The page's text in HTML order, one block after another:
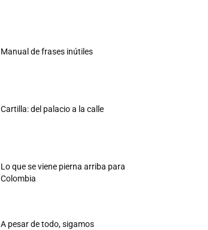
Manual de frases inútiles
Cartilla: del palacio a la calle
Lo que se viene pierna arriba para
Colombia
A pesar de todo, sigamos